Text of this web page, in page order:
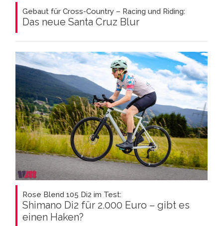
Gebaut für Cross-Country – Racing und Riding:
Das neue Santa Cruz Blur
Rose Blend 105 Di2 im Test:
Shimano Di2 für 2.000 Euro – gibt es
einen Haken?